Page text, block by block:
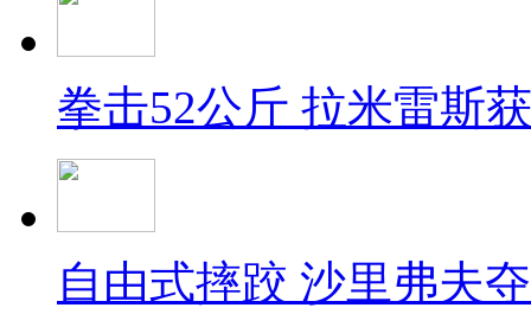
拳击52公斤 拉米雷斯
自由式摔跤 沙里弗夫